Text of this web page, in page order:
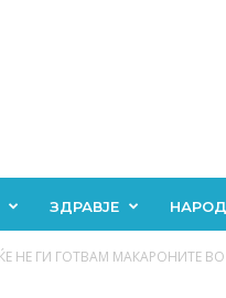
ЗДРАВЈЕ
НЕ ГИ ГОТВАМ МАКАРОНИТЕ ВО